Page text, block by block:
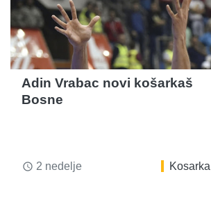
Adin Vrabac novi košarkaš
Bosne
access_time 2 nedelje Kosarka